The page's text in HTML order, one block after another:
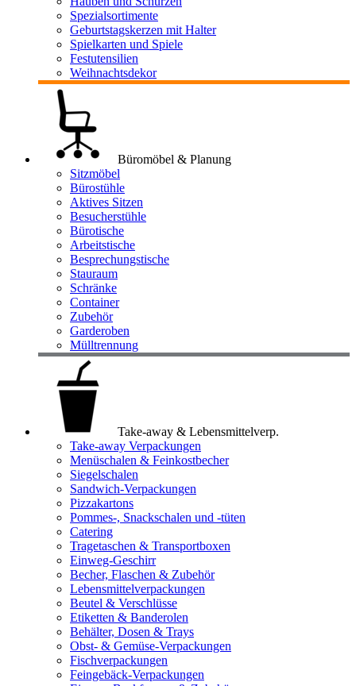
Spezialsortimente
Geburtstagskerzen mit Halter
Spielkarten und Spiele
Festutensilien
Weihnachtsdekor
Büromöbel & Planung
Sitzmöbel
Bürostühle
Aktives Sitzen
Besucherstühle
Bürotische
Arbeitstische
Besprechungstische
Stauraum
Schränke
Container
Zubehör
Garderoben
Mülltrennung
Take-away & Lebensmittelverp.
Take-away Verpackungen
Menüschalen & Feinkostbecher
Siegelschalen
Sandwich-Verpackungen
Pizzakartons
Pommes-, Snackschalen und -tüten
Catering
Tragetaschen & Transportboxen
Einweg-Geschirr
Becher, Flaschen & Zubehör
Lebensmittelverpackungen
Beutel & Verschlüsse
Etiketten & Banderolen
Behälter, Dosen & Trays
Obst- & Gemüse-Verpackungen
Fischverpackungen
Feingebäck-Verpackungen